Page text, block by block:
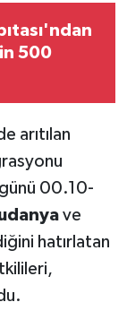
500
arıtılan
00.10-
ve
hatırlatan